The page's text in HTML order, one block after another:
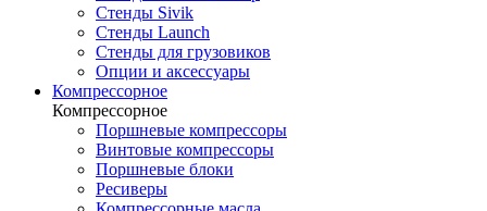
Стенды Sivik
Стенды Launch
Стенды для грузовиков
Опции и аксессуары
Компрессорное
Компрессорное
Поршневые компрессоры
Винтовые компрессоры
Поршневые блоки
Ресиверы